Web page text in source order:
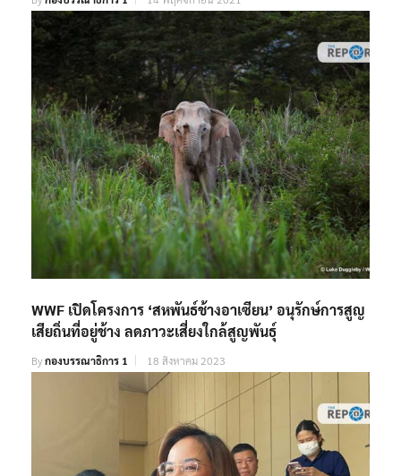
WWF เปิดโครงการ ‘สหพันธ์ช้างอาเซียน’ อนุรักษ์การสูญ
เสียถิ่นที่อยู่ช้าง ลดภาวะเสี่ยงใกล้สูญพันธุ์
Byกองบรรณาธิการ 1 18 สิงหาคม 2023